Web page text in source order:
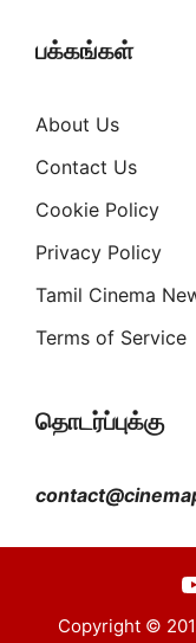
பக்கங்கள்
About Us
Contact Us
Cookie Policy
Privacy Policy
Tamil Cinema
Terms of Service
தொடர்ப்புக்கு
Copyright ©